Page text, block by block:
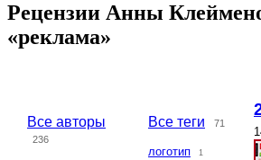
Рецензии Анны
«реклама»
Все авторы
236
Все теги 71
логотип 1